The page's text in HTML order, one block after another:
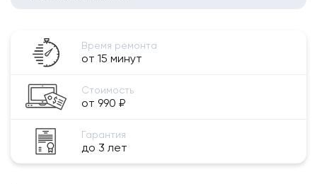
Время ремонта
от 15 минут
Стоимость
от 990 ₽
Гарантия
до 3 лет